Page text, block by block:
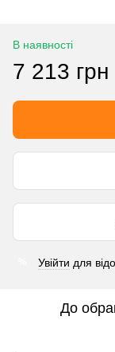
В наявності
7 213 грн
Увійти для
До